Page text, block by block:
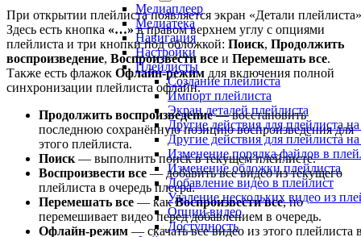
Медиаплеер
Медиатека
Навигация
Настройки
Плейлисты
Создание плейлиста
Импорт плейлиста
Экран деталей плейлиста
Другие действия для плейлиста
Другие действия для плейлиста
Изменение порядка файлов в
Изменение обложки плейлиста
Добавление видео в плейлист
Удаление нескольких видео из
Опции видео
Доступность
При открытии плейлиста появляется экран «Детали
Здесь есть кнопка «…»в правом верхнем углу с опциями
плейлиста и три кнопки под обложкой: Поиск, Продолжить
воспроизведение, Воспроизвести все и Перемешать все.
Также есть флажок Офлайн-режим для включения полной
синхронизации плейлиста офлайн.
Продолжить воспроизведение— восстановить
последнюю сохранённую позицию воспроизведения для
этого плейлиста.
Поиск — выполнить поиск в текущем плейлисте.
Воспроизвести все — добавить все видео из текущего
плейлиста в очередь плеера.
Перемешать все — какВоспроизвести все, но
перемешивает видео перед добавлением в очередь.
Офлайн-режим — скачать все видео из этого плейлиста